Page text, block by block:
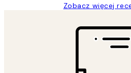
Zobacz więcej